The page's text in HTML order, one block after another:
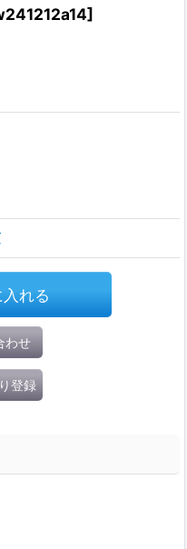
]
れる
わせ
登録